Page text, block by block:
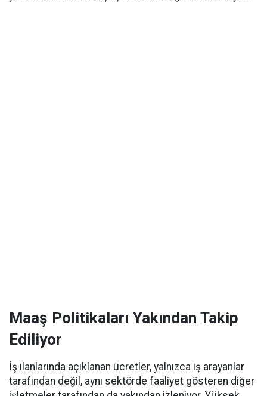
Maaş Politikaları Yakından Takip
Ediliyor
İş ilanlarında açıklanan ücretler, yalnızca iş arayanlar
tarafından değil, aynı sektörde faaliyet gösteren diğer